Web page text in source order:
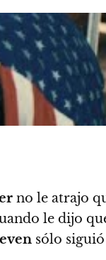
no le atrajo
le dijo
sólo